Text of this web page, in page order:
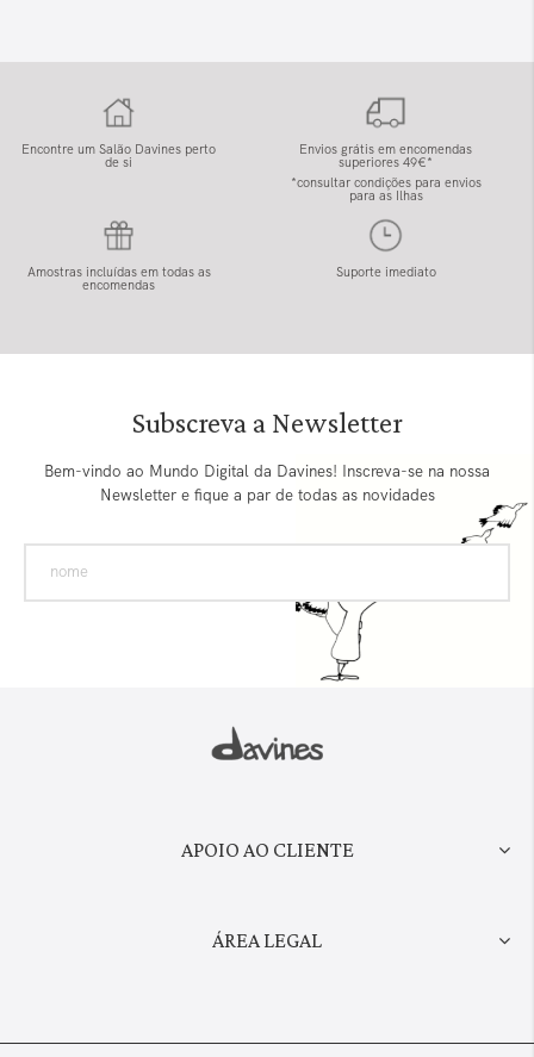
Encontre um Salão Davines perto
de si
Envios grátis em encomendas
superiores 49€*
*consultar condições para envios
para as Ilhas
Amostras incluídas em todas as
encomendas
Suporte imediato
Subscreva a Newsletter
Bem-vindo ao Mundo Digital da Davines! Inscreva-se na nossa
Newsletter e fique a par de todas as novidades
APOIO AO CLIENTE
ÁREA LEGAL